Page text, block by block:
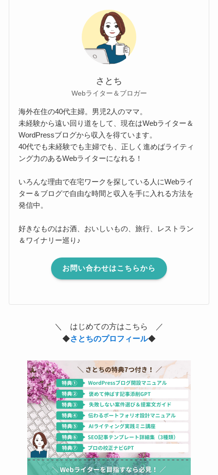
さとち
Webライター＆ブロガー
海外在住の40代主婦。男児2人のママ。
未経験から遠い回り道をして、現在はWebライター＆
WordPressブログから収入を得ています。
40代でも未経験でも主婦でも、正しく進めばライティ
ング力のあるWebライターになれる！
いろんな理由で在宅ワークを探している人にWebライ
ター＆ブログで自由な時間と収入を手に入れる方法を
発信中。
好きなものはお酒、おいしいもの、旅行、レストラン
＆ワイナリー巡り♪
お問い合わせはこちらから
＼ はじめての方はこちら ／
◆さとちのプロフィール◆